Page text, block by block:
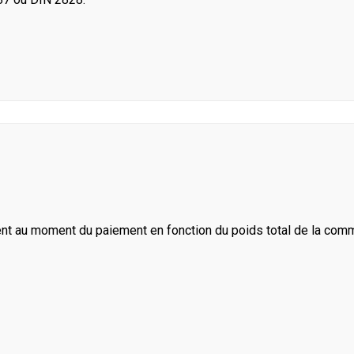
au moment du paiement en fonction du poids total de la